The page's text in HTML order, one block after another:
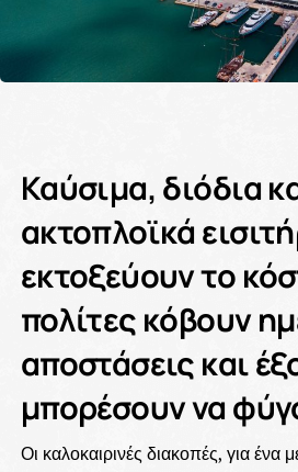
Καύσιμα, διόδια
ακτοπλοϊκά
εκτοξεύουν το
πολίτες κόβουν
αποστάσεις και
μπορέσουν να
Οι καλοκαιρινές διακοπές, για ένα